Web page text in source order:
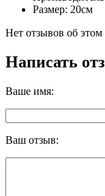
Размер: 20см
Нет отзывов об этом
Написать
Ваше имя:
Ваш отзыв: